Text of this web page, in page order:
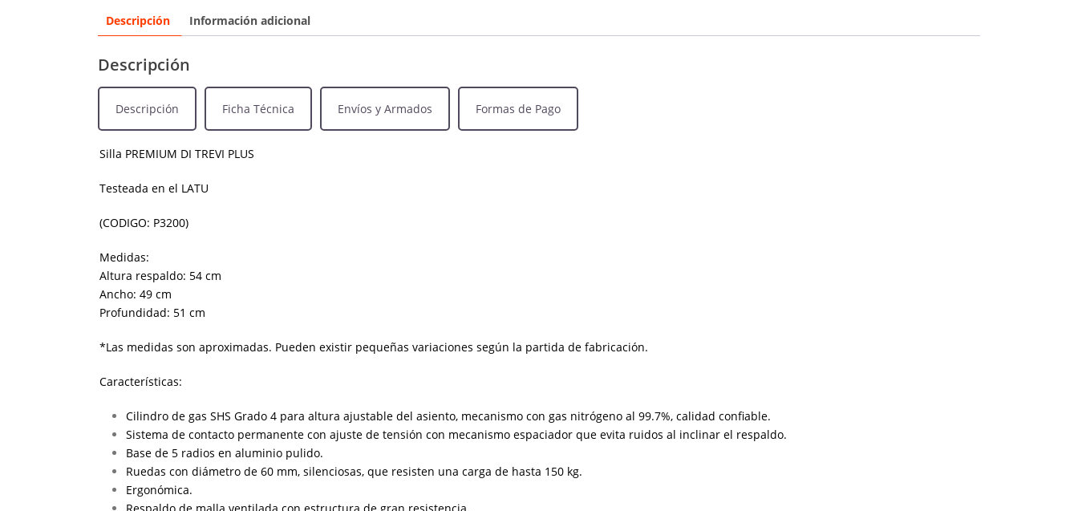
Descripción Información adicional
Descripción
Descripción Ficha Técnica Envíos y Armados Formas de Pago
Silla PREMIUM DI TREVI PLUS
Testeada en el LATU
(CODIGO: P3200)
Medidas:
Altura respaldo: 54 cm
Ancho: 49 cm
Profundidad: 51 cm
*Las medidas son aproximadas. Pueden existir pequeñas variaciones según la partida de fabricación.
Características:
Cilindro de gas SHS Grado 4 para altura ajustable del asiento, mecanismo con gas nitrógeno al 99.7%, calidad confiable.
Sistema de contacto permanente con ajuste de tensión con mecanismo espaciador que evita ruidos al inclinar el respaldo.
Base de 5 radios en aluminio pulido.
Ruedas con diámetro de 60 mm, silenciosas, que resisten una carga de hasta 150 kg.
Ergonómica.
Respaldo de malla ventilada con estructura de gran resistencia.